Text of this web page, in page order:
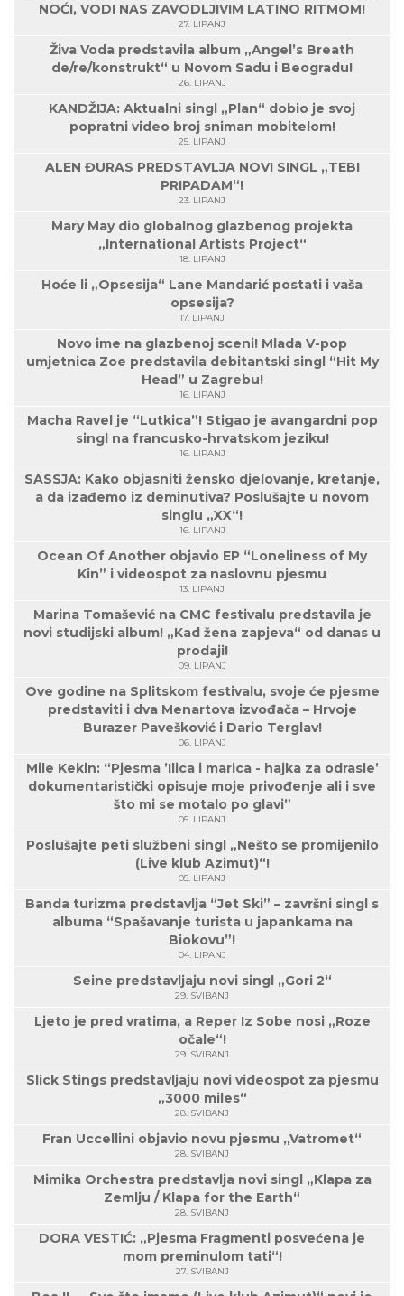
NOĆI, VODI NAS ZAVODLJIVIM LATINO RITMOM!
27. LIPANJ
Živa Voda predstavila album „Angel’s Breath
de/re/konstrukt“ u Novom Sadu i Beogradu!
26. LIPANJ
KANDŽIJA: Aktualni singl „Plan“ dobio je svoj
popratni video broj sniman mobitelom!
25. LIPANJ
ALEN ĐURAS PREDSTAVLJA NOVI SINGL „TEBI
PRIPADAM“!
23. LIPANJ
Mary May dio globalnog glazbenog projekta
„International Artists Project“
18. LIPANJ
Hoće li „Opsesija“ Lane Mandarić postati i vaša
opsesija?
17. LIPANJ
Novo ime na glazbenoj sceni! Mlada V-pop
umjetnica Zoe predstavila debitantski singl “Hit My
Head” u Zagrebu!
16. LIPANJ
Macha Ravel je “Lutkica”! Stigao je avangardni pop
singl na francusko-hrvatskom jeziku!
16. LIPANJ
SASSJA: Kako objasniti žensko djelovanje, kretanje,
a da izađemo iz deminutiva? Poslušajte u novom
singlu „XX“!
16. LIPANJ
Ocean Of Another objavio EP “Loneliness of My
Kin” i videospot za naslovnu pjesmu
13. LIPANJ
Marina Tomašević na CMC festivalu predstavila je
novi studijski album! „Kad žena zapjeva“ od danas u
prodaji!
09. LIPANJ
Ove godine na Splitskom festivalu, svoje će pjesme
predstaviti i dva Menartova izvođača – Hrvoje
Burazer Pavešković i Dario Terglav!
06. LIPANJ
Mile Kekin: “Pjesma ’Ilica i marica - hajka za odrasle’
dokumentaristički opisuje moje privođenje ali i sve
što mi se motalo po glavi”
05. LIPANJ
Poslušajte peti službeni singl „Nešto se promijenilo
(Live klub Azimut)“!
05. LIPANJ
Banda turizma predstavlja “Jet Ski” – završni singl s
albuma “Spašavanje turista u japankama na
Biokovu”!
04. LIPANJ
Seine predstavljaju novi singl „Gori 2“
29. SVIBANJ
Ljeto je pred vratima, a Reper Iz Sobe nosi „Roze
očale“!
29. SVIBANJ
Slick Stings predstavljaju novi videospot za pjesmu
„3000 miles“
28. SVIBANJ
Fran Uccellini objavio novu pjesmu „Vatromet“
28. SVIBANJ
Mimika Orchestra predstavlja novi singl „Klapa za
Zemlju / Klapa for the Earth“
28. SVIBANJ
DORA VESTIĆ: „Pjesma Fragmenti posvećena je
mom preminulom tati“!
27. SVIBANJ